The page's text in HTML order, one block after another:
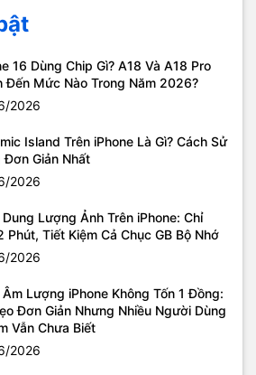
16 Dùng Chip Gì? A18 Và A18 Pro
Đến Mức Nào Trong Năm 2026?
2026
Island Trên iPhone Là Gì? Cách Sử
Đơn Giản Nhất
2026
Dung Lượng Ảnh Trên iPhone: Chỉ
Phút, Tiết Kiệm Cả Chục GB Bộ Nhớ
2026
Lượng iPhone Không Tốn 1 Đồng:
Đơn Giản Nhưng Nhiều Người Dùng
Vẫn Chưa Biết
2026